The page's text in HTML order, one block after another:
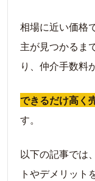
相場に近い価格
主が見つかるま
り、仲介手数料
できるだけ高く
す。
以下の記事では
トやデメリット